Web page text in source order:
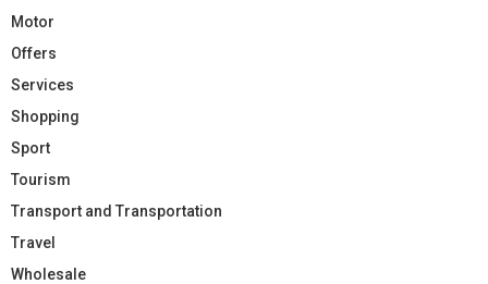
Motor
Offers
Services
Shopping
Sport
Tourism
Transport and Transportation
Travel
Wholesale